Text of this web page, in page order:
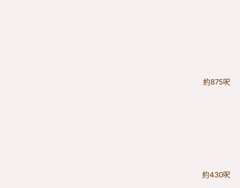
約875呎
約430呎